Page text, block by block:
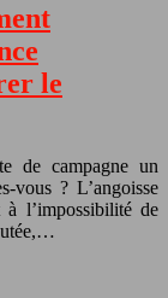
le
de campagne un
vous ? L’angoisse
à l’impossibilité de